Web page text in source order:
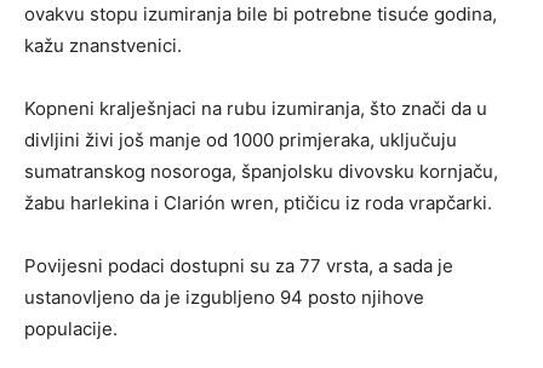
ovakvu stopu izumiranja bile bi potrebne tisuće godina,
kažu znanstvenici.
Kopneni kralješnjaci na rubu izumiranja, što znači da u
divljini živi još manje od 1000 primjeraka, uključuju
sumatranskog nosoroga, španjolsku divovsku kornjaču,
žabu harlekina i Clarión wren, ptičicu iz roda vrapčarki.
Povijesni podaci dostupni su za 77 vrsta, a sada je
ustanovljeno da je izgubljeno 94 posto njihove
populacije.